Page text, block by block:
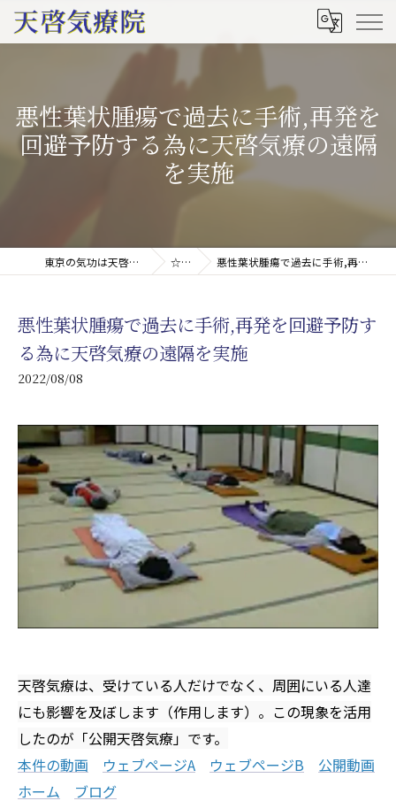
悪性葉状腫瘍で過去に手術,再発を
回避予防する為に天啓気療の遠隔
を実施
東京の気功は天啓気療院(天啓気功療法治療院) ☆ブログ 悪性葉状腫瘍で過去に手術,再発を回避予防する為に天啓気療の遠隔を実施
悪性葉状腫瘍で過去に手術,再発を回避予防す
る為に天啓気療の遠隔を実施
2022/08/08
天啓気療は、受けている人だけでなく、周囲にいる人達
にも影響を及ぼします（作用します）。この現象を活用
したのが「公開天啓気療」です。
本件の動画
ウェブページA ウェブページB
公開動画
ホーム
ブログ